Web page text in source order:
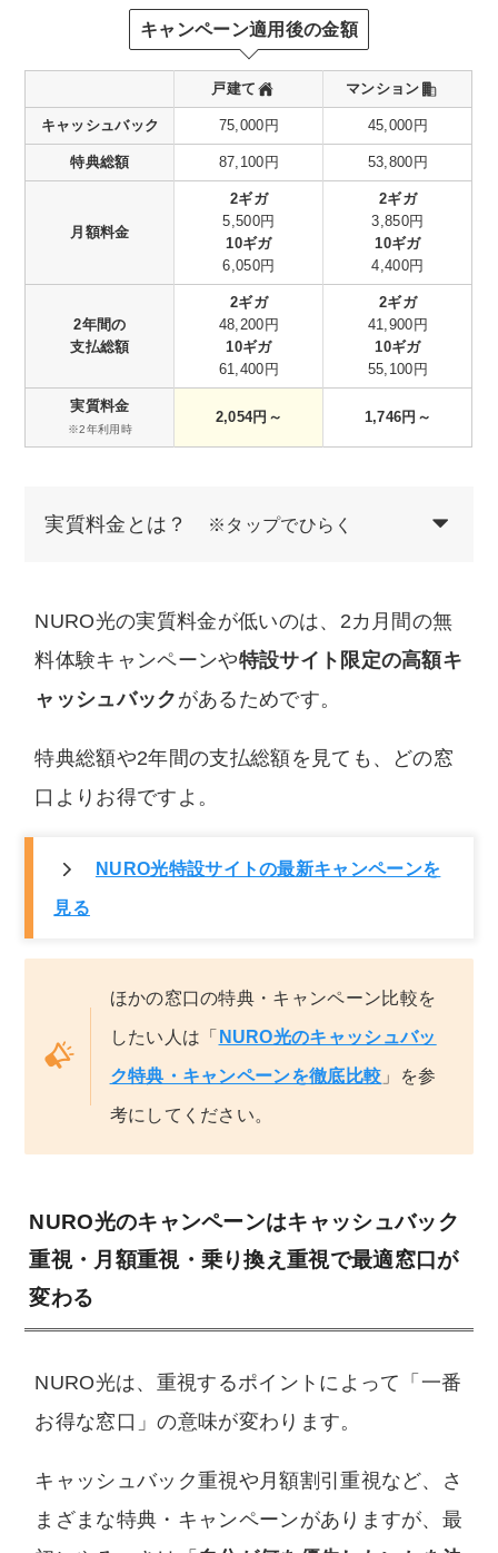
キャンペーン適用後の金額
戸建て マンション
キャッシュバック 75,000円 45,000円
特典総額 87,100円 53,800円
月額料金
2ギガ
5,500円
10ギガ
6,050円
2ギガ
3,850円
10ギガ
4,400円
2年間の
支払総額
2ギガ
48,200円
10ギガ
61,400円
2ギガ
41,900円
10ギガ
55,100円
実質料金
※2年利用時
2,054円～ 1,746円～
実質料金とは？ ※タップでひらく
NURO光の実質料金が低いのは、2カ月間の無
料体験キャンペーンや特設サイト限定の高額キ
ャッシュバック があるためです。
特典総額や2年間の支払総額を見ても、どの窓
口よりお得ですよ。
NURO光特設サイトの最新キャンペーンを
見る
ほかの窓口の特典・キャンペーン比較を
したい人は「NURO光のキャッシュバッ
ク特典・キャンペーンを徹底比較 」を参
考にしてください。
NURO光のキャンペーンはキャッシュバック
重視・月額重視・乗り換え重視で最適窓口が
変わる
NURO光は、重視するポイントによって「一番
お得な窓口」の意味が変わります。
キャッシュバック重視や月額割引重視など、さ
まざまな特典・キャンペーンがありますが、最